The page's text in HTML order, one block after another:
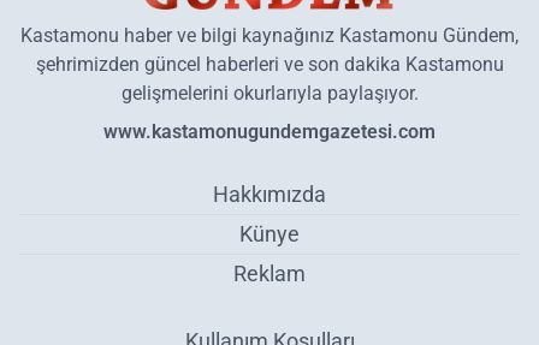
Kastamonu haber ve bilgi kaynağınız Kastamonu Gündem,
şehrimizden güncel haberleri ve son dakika Kastamonu
gelişmelerini okurlarıyla paylaşıyor.
www.kastamonugundemgazetesi.com
Hakkımızda
Künye
Reklam